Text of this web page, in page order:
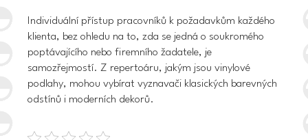
Individuální přístup pracovníků k požadavkům každého
klienta, bez ohledu na to, zda se jedná o soukromého
poptávajícího nebo firemního žadatele, je
samozřejmostí. Z repertoáru, jakým jsou vinylové
podlahy, mohou vybírat vyznavači klasických barevných
odstínů i moderních dekorů.